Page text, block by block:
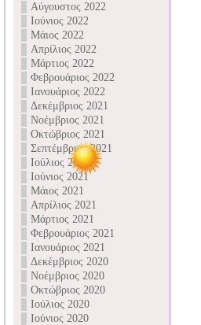
Αύγουστος 2022
Ιούνιος 2022
Μάιος 2022
Απρίλιος 2022
Μάρτιος 2022
Φεβρουάριος 2022
Ιανουάριος 2022
Δεκέμβριος 2021
Νοέμβριος 2021
Οκτώβριος 2021
Σεπτέμβριος 2021
Ιούλιος 2021
Ιούνιος 2021
Μάιος 2021
Απρίλιος 2021
Μάρτιος 2021
Φεβρουάριος 2021
Ιανουάριος 2021
Δεκέμβριος 2020
Νοέμβριος 2020
Οκτώβριος 2020
Ιούλιος 2020
Ιούνιος 2020